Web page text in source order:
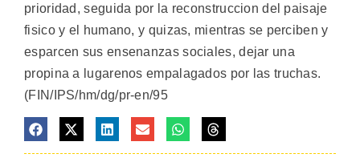
prioridad, seguida por la reconstruccion del paisaje
fisico y el humano, y quizas, mientras se perciben y
esparcen sus ensenanzas sociales, dejar una
propina a lugarenos empalagados por las truchas.
(FIN/IPS/hm/dg/pr-en/95